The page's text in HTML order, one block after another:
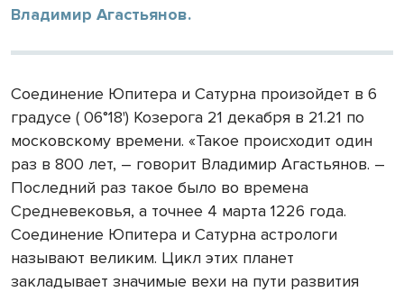
Владимир Агастьянов.
Соединение Юпитера и Сатурна произойдет в 6
градусе ( 06°18') Козерога 21 декабря в 21.21 по
московскому времени. «Такое происходит один
раз в 800 лет, – говорит Владимир Агастьянов. –
Последний раз такое было во времена
Средневековья, а точнее 4 марта 1226 года.
Соединение Юпитера и Сатурна астрологи
называют великим. Цикл этих планет
закладывает значимые вехи на пути развития